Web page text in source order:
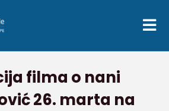
filma o nani
26. marta na